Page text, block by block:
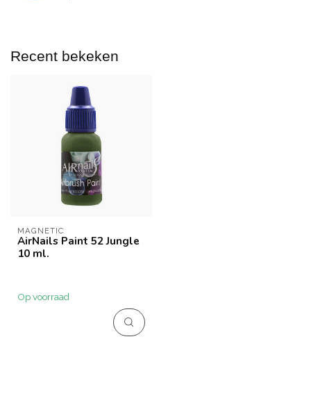
Recent bekeken
MAGNETIC
AirNails Paint 52 Jungle
10 ml.
Op voorraad